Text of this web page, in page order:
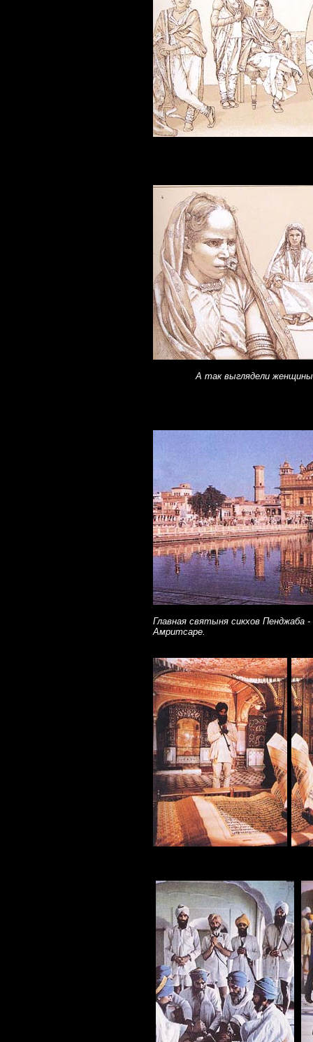
А так выглядели
Главная святыня сикхов Пенджаба
Амритсаре.